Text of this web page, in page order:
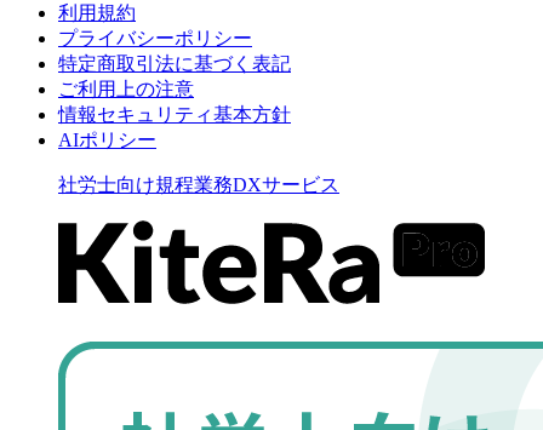
利用規約
プライバシーポリシー
特定商取引法に基づく表記
ご利用上の注意
情報セキュリティ基本方針
AIポリシー
社労士向け規程業務DXサービス